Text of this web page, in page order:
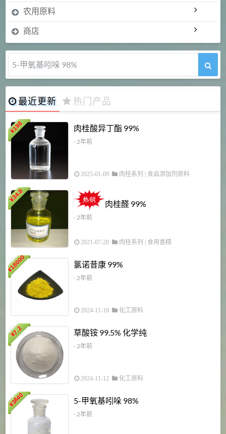
农用原料
商店
5-甲氧基吲哚 98%
最近更新 热门产品
¥
198 肉桂酸异丁酯 99%
- 2年前
2025-01-09 肉桂系列 食品添加剂原料
¥
34.8
肉桂醛 99%
- 2年前
2021-07-20 肉桂系列 食用香精
¥
18000 氯诺昔康 99%
- 2年前
2024-11-18 化工原料
¥
7.2 草酸铵 99.5% 化学纯
- 2年前
2024-11-12 化工原料
¥
3840 5-甲氧基吲哚 98%
- 2年前